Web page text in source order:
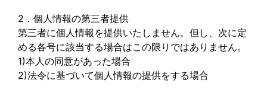
2．個人情報の第三者提供
第三者に個人情報を提供いたしません。但し、次に定
める各号に該当する場合はこの限りではありません。
1)本人の同意があった場合
2)法令に基づいて個人情報の提供をする場合